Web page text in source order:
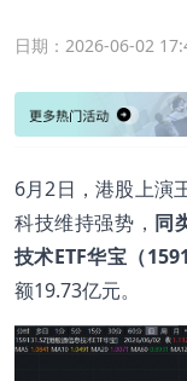
日期： 2026-06-02
6月2日，港股上演
科技维持强势， 同
技术ETF华宝（
额19.73亿元。